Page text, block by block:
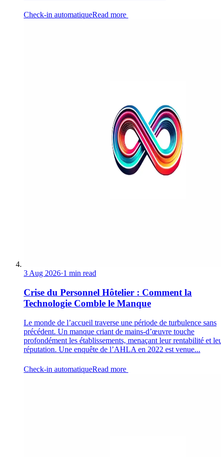
Check-in automatiqueRead more
3 Aug 2026·1 min read
Crise du Personnel Hôtelier : Comment la
Technologie Comble le Manque
Le monde de l’accueil traverse une période de turbulence sans
précédent. Un manque criant de mains-d’œuvre touche
profondément les établissements, menaçant leur rentabilité et
réputation. Une enquête de l’AHLA en 2022 est venue...
Check-in automatiqueRead more